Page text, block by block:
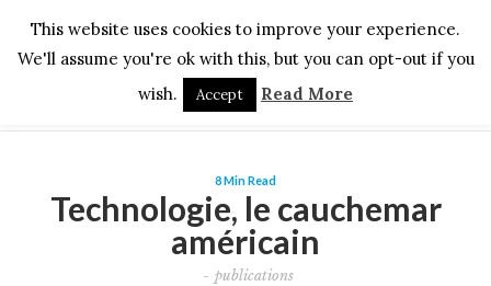
8 Min Read
Technologie, le cauchemar
américain
- publications
This website uses cookies to improve your experience.
We'll assume you're ok with this, but you can opt-out if you
wish.
Accept Read More